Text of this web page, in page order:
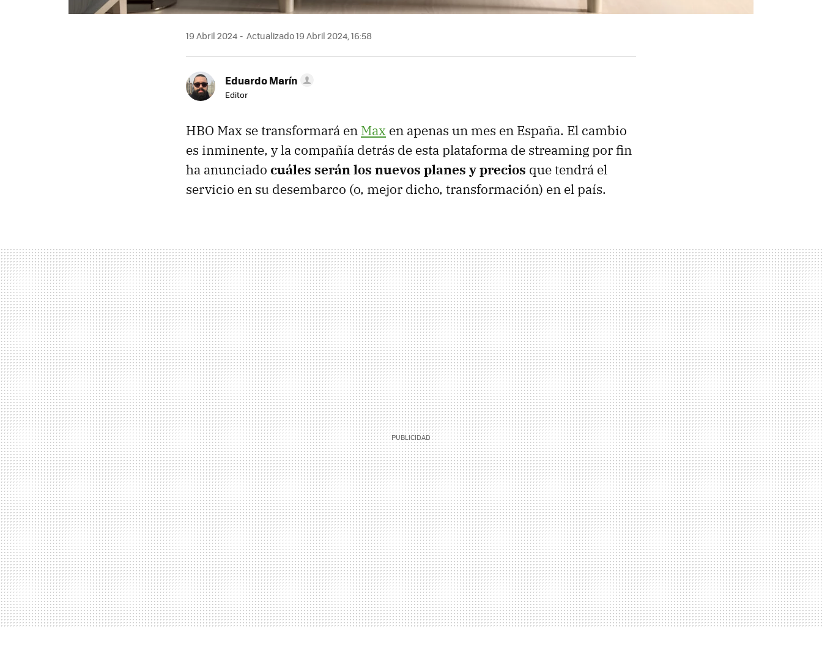
19 Abril 2024 Actualizado 19 Abril 2024, 16:58
Eduardo Marín
Editor
HBO Max se transformará en Max en apenas un mes en España. El cambio
es inminente, y la compañía detrás de esta plataforma de streaming por fin
ha anunciado cuáles serán los nuevos planes y precios que tendrá el
servicio en su desembarco (o, mejor dicho, transformación) en el país.